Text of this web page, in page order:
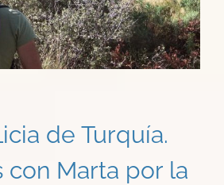
de Turquía.
con Marta por la